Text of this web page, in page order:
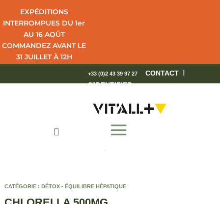
EXPÉDITIONS
INTERROMPUES DU 1er
AU 16 AOÛT
COMMANDEZ AVANT LE
31 JUILLET À 12H
+33 (0)2 43 39 97 27 CONTACT I
S'IDENTIFIER

CATÉGORIE : DÉTOX - ÉQUILIBRE HÉPATIQUE